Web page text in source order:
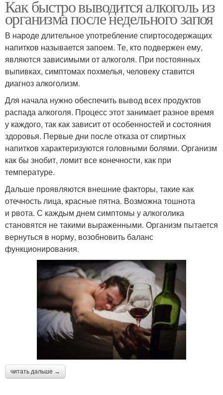
Как быстро выводится алкоголь из
организма после недельного запоя
В народе длительное употребление спиртосодержащих
напитков называется запоем. Те, кто подвержен ему,
являются зависимыми от алкоголя. При постоянных
выпивках, симптомах похмелья, человеку ставится
диагноз алкоголизм.
Для начала нужно обеспечить вывод всех продуктов
распада алкоголя. Процесс этот занимает разное время
у каждого, так как зависит от особенностей и состояния
здоровья. Первые дни после отказа от спиртных
напитков характеризуются головными болями. Организм
как бы знобит, ломит все конечности, как при
температуре.
Дальше проявляются внешние факторы, такие как
отечность лица, красные пятна. Возможна тошнота
и рвота. С каждым днем симптомы у алкоголика
становятся не такими выраженными. Организм пытается
вернуться в норму, возобновить баланс
функционирования.
читать дальше →